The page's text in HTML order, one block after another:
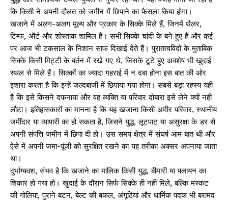
कि किसी ने अपनी दौलत को जमीन में छिपाने का फैसला किया होगा।
खजाने में अलग-अलग मूल्य और प्रकार के सिक्के मिले हैं, जिनमें थैलर,
टिम्फ, ऑर्ट और शोस्ताक शामिल हैं। सभी सिक्के चांदी के बने हुए हैं और कई
पर आज भी टकसाल के निशान साफ दिखाई देते हैं। पुरातत्वविदों के मुताबिक
सिक्के किसी मिट्टी के बर्तन में रखे गए थे, जिसके टूटे हुए अवशेष भी खुदाई
स्थल से मिले हैं। सिक्कों का ज्यादा गहराई में न दबा होना इस बात की ओर
इशारा करता है कि इन्हें जल्दबाजी में छिपाया गया होगा। सबसे बड़ा रहस्य यही
है कि इसे किसने दफनाया और वह व्यक्ति या परिवार दोबारा इसे लेने क्यों नहीं
लौटा। इतिहासकारों का मानना है कि यह खजाना किसी अमीर परिवार, स्थानीय
जमींदार या व्यापारी का हो सकता है, जिसने युद्ध, लूटपाट या असुरक्षा के डर से
अपनी संपत्ति जमीन में छिपा दी हो। उस समय क्षेत्र में संघर्ष आम बात थी और
ऐसे में अपनी जमा-पूंजी को सुरक्षित रखने का यह तरीका अक्सर अपनाया जाता
था।
दुर्भाग्यवश, संभव है कि खजाने का मालिक किसी युद्ध, बीमारी या पलायन का
शिकार हो गया हो। खुदाई के दौरान सिर्फ सिक्के ही नहीं मिले, बल्कि मस्कट
की गोलियां, पुराने बटन, बेल्ट की बकल, अंगूठियां और धार्मिक पदक भी बरामद